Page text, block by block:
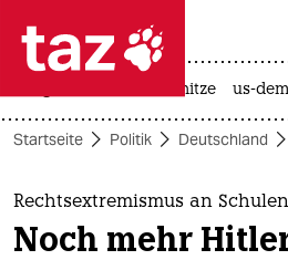
 taz zahl ich
taz zahl ich
themen
politik
hitze us-
Startseite Politik Deutschland
Rechtsextremismus an Schulen
Noch mehr